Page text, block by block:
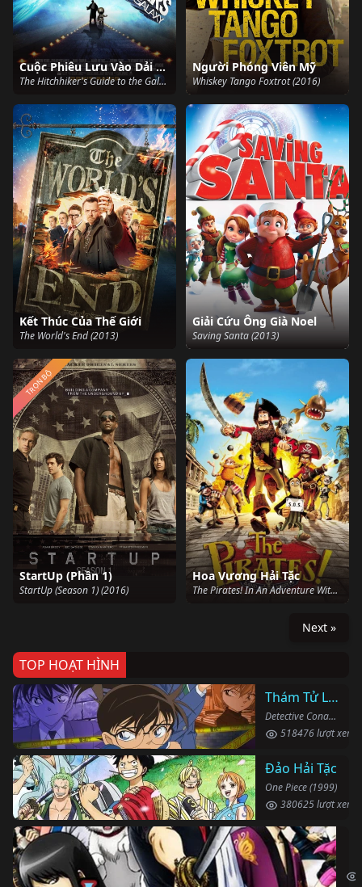
Cuộc Phiêu Lưu Vào Dải Ngân Hà
The Hitchhiker's Guide to the Galaxy (2005)
Người Phóng Viên Mỹ
Whiskey Tango Foxtrot (2016)
Kết Thúc Của Thế Giới
The World's End (2013)
Giải Cứu Ông Già Noel
Saving Santa (2013)
StartUp (Phần 1)
StartUp (Season 1) (2016)
TRỌN BỘ
Hoa Vương Hải Tặc
The Pirates! In An Adventure With Scientists! (2012)
Next »
TOP HOẠT HÌNH
Thám Tử Lừng Danh Conan
Detective Conan (1996)
518476 lượt xem
Đảo Hải Tặc
One Piece (1999)
380625 lượt xem